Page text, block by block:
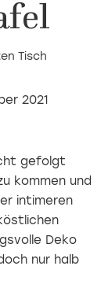
Tisch
2021
gefolgt
kommen und
intimeren
Deko
nur halb